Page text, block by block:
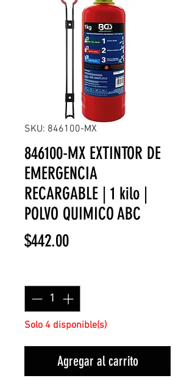
SKU: 846100-MX
846100-MX EXTINTOR DE
EMERGENCIA
RECARGABLE | 1 kilo |
POLVO QUIMICO ABC
$442.00Precio
Solo 4 disponible(s)
Agregar al carrito